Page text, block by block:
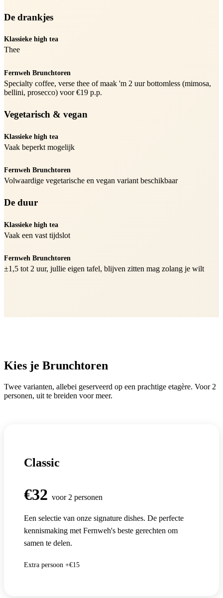
De drankjes
Klassieke high tea
Thee
Fernweh Brunchtoren
Specialty coffee, verse thee of maak 'm 2 uur bottomless (mimosa,
bellini, prosecco) voor €19 p.p.
Vegetarisch & vegan
Klassieke high tea
Vaak beperkt mogelijk
Fernweh Brunchtoren
Volwaardige vegetarische en vegan variant beschikbaar
De duur
Klassieke high tea
Vaak een vast tijdslot
Fernweh Brunchtoren
±1,5 tot 2 uur, jullie eigen tafel, blijven zitten mag zolang je wilt
Kies je Brunchtoren
Twee varianten, allebei geserveerd op een prachtige etagère. Voor 2
personen, uit te breiden voor meer.
Classic
€32 voor 2 personen
Een selectie van onze signature dishes. De perfecte
kennismaking met Fernweh's beste gerechten om
samen te delen.
Extra persoon +€15